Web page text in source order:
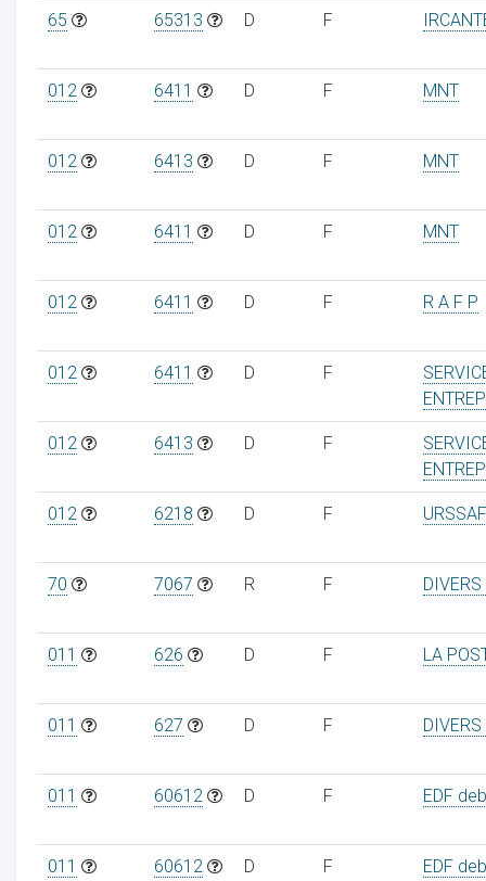
65 65313 D F
012 6411 D F MNT
012 6413 D F MNT
012 6411 D F MNT
012 6411 D F R A F P
012 6411 D F
012 6413 D F
012 6218 D F
70 7067 R F
011 626 D F LA
011 627 D F
011 60612 D F EDF
011 60612 D F EDF